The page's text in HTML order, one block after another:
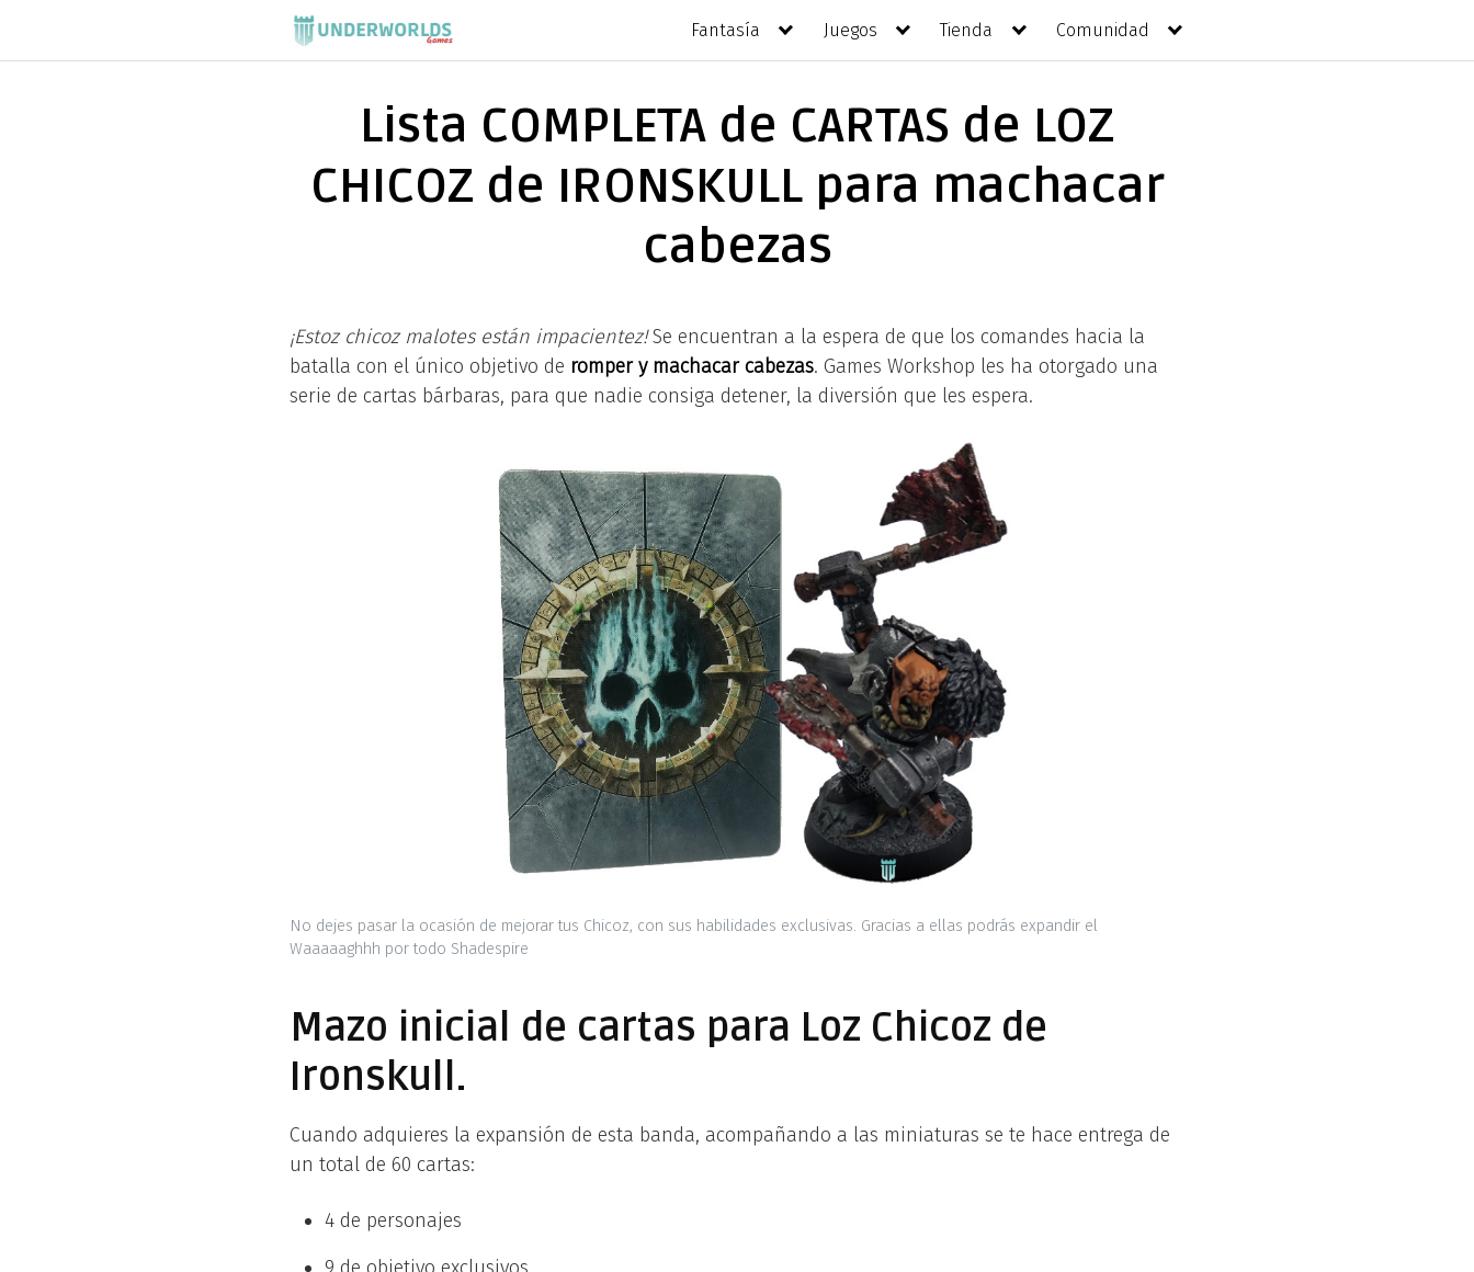
contenido
Fantasía Juegos Tienda Comunidad
Lista COMPLETA de CARTAS de LOZ
CHICOZ de IRONSKULL para machacar
cabezas
¡Estoz chicoz malotes están impacientez!Se encuentran a la espera de que los comandes hacia la
batalla con el único objetivo de romper y machacar cabezas. Games Workshop les ha otorgado una
serie de cartas bárbaras, para que nadie consiga detener, la diversión que les espera.
No dejes pasar la ocasión de mejorar tus Chicoz, con sus habilidades exclusivas. Gracias a ellas podrás expandir el
Waaaaaghhh por todo Shadespire
Mazo inicial de cartas para Loz Chicoz de
Ironskull.
Cuando adquieres la expansión de esta banda, acompañando a las miniaturas se te hace entrega de
un total de 60 cartas:
4 de personajes